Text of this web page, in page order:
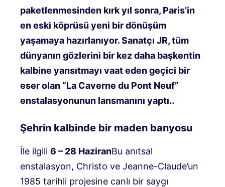
paketlenmesinden kırk yıl sonra, Paris’in
en eski köprüsü yeni bir dönüşüm
yaşamaya hazırlanıyor.Sanatçı JR, tüm
dünyanın gözlerini bir kez daha başkentin
kalbine yansıtmayı vaat eden geçici bir
eser olan “La Caverne du Pont Neuf”
enstalasyonunun lansmanını yaptı..
Şehrin kalbinde bir maden banyosu
İle ilgili 6 – 28 HaziranBu anıtsal
enstalasyon, Christo ve Jeanne-Claude’un
1985 tarihli projesine canlı bir saygı